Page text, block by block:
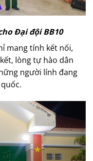
Đại đội BB10
mang tính kết nối,
lòng tự hào dân
người lính đang